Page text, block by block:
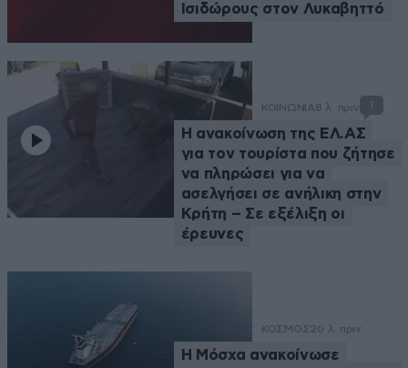
Ισιδώρους στον Λυκαβηττό
ΚΟΙΝΩΝΙΑ8 λ. πριν 1
Η ανακοίνωση της ΕΛ.ΑΣ
για τον τουρίστα που ζήτησε
να πληρώσει για να
ασελγήσει σε ανήλικη στην
Κρήτη – Σε εξέλιξη οι
έρευνες
ΚΟΣΜΟΣ20 λ. πριν
Η Μόσχα ανακοίνωσε